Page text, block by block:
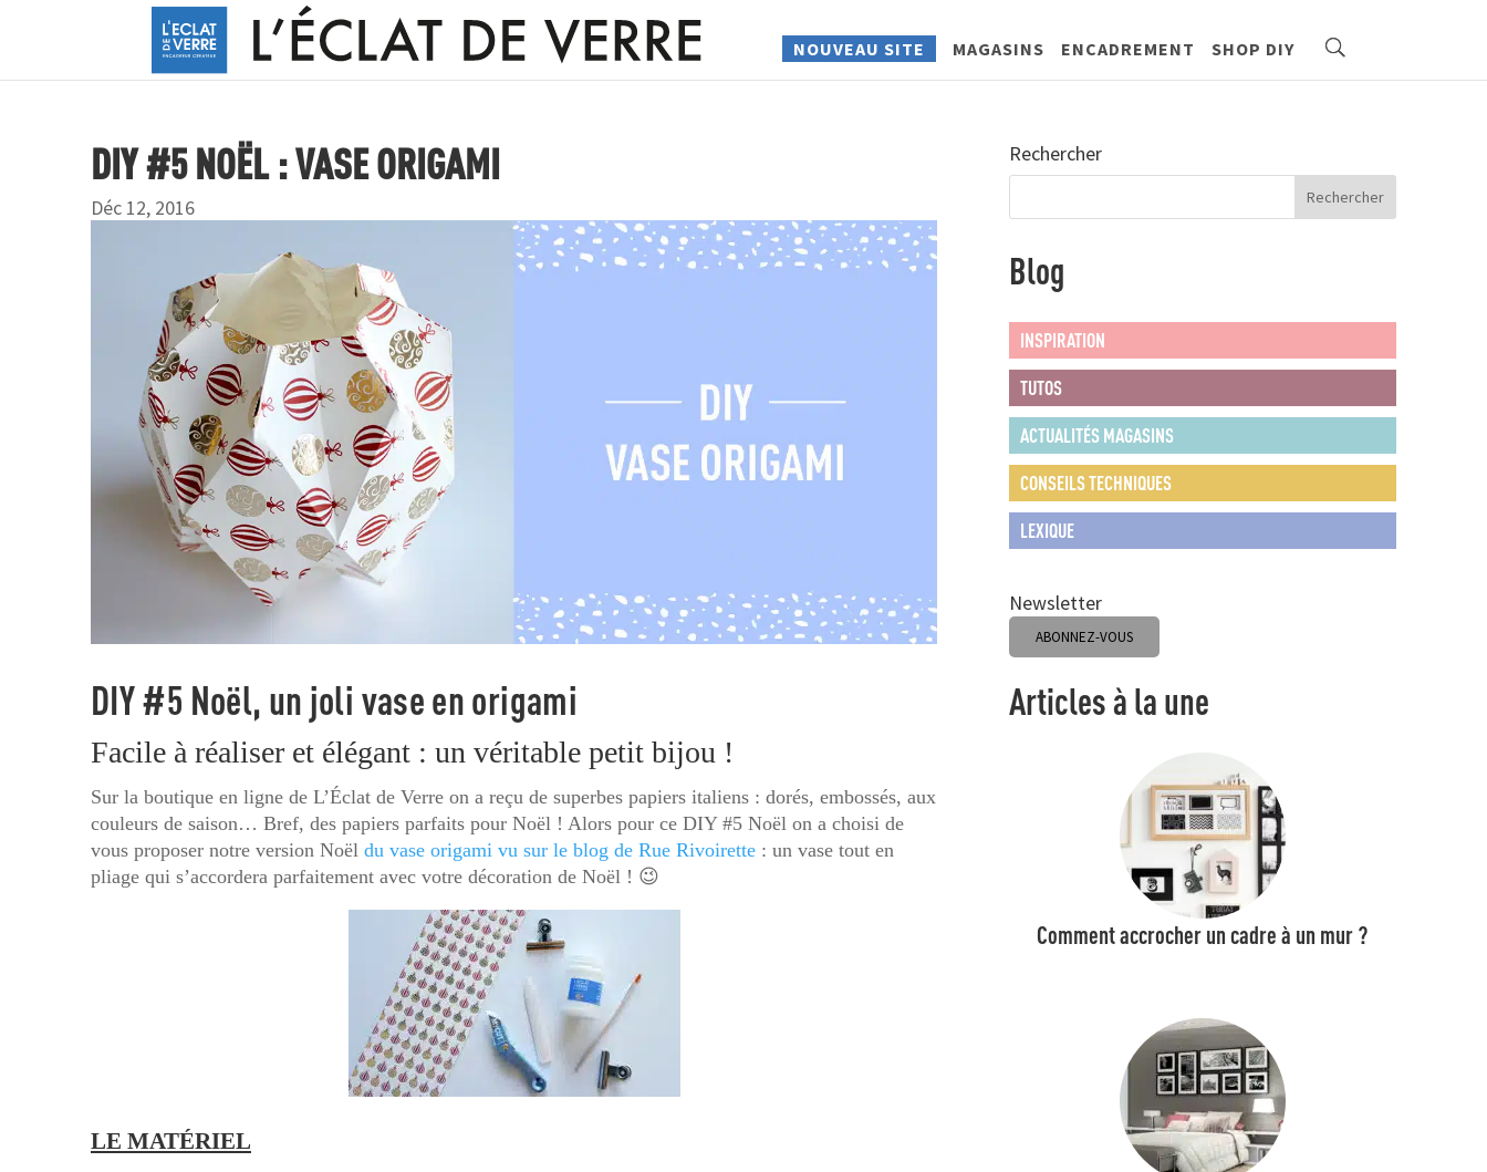
NOUVEAU SITE MAGASINS ENCADREMENT SHOP DIY
DIY #5 NOËL : VASE ORIGAMI
Déc 12, 2016
DIY #5 Noël, un joli vase en origami
Facile à réaliser et élégant : un véritable petit bijou !
Sur la boutique en ligne de L’Éclat de Verre on a reçu de superbes papiers italiens : dorés, embossés, aux
couleurs de saison… Bref, des papiers parfaits pour Noël ! Alors pour ce DIY #5 Noël on a choisi de
vous proposer notre version Noël du vase origami vu sur le blog de Rue Rivoirette : un vase tout en
pliage qui s’accordera parfaitement avec votre décoration de Noël ! 😉
LE MATÉRIEL
Rechercher
Blog
INSPIRATION
TUTOS
ACTUALITÉS MAGASINS
CONSEILS TECHNIQUES
LEXIQUE
Newsletter
ABONNEZ-VOUS
Articles à la une
Comment accrocher un cadre à un mur ?